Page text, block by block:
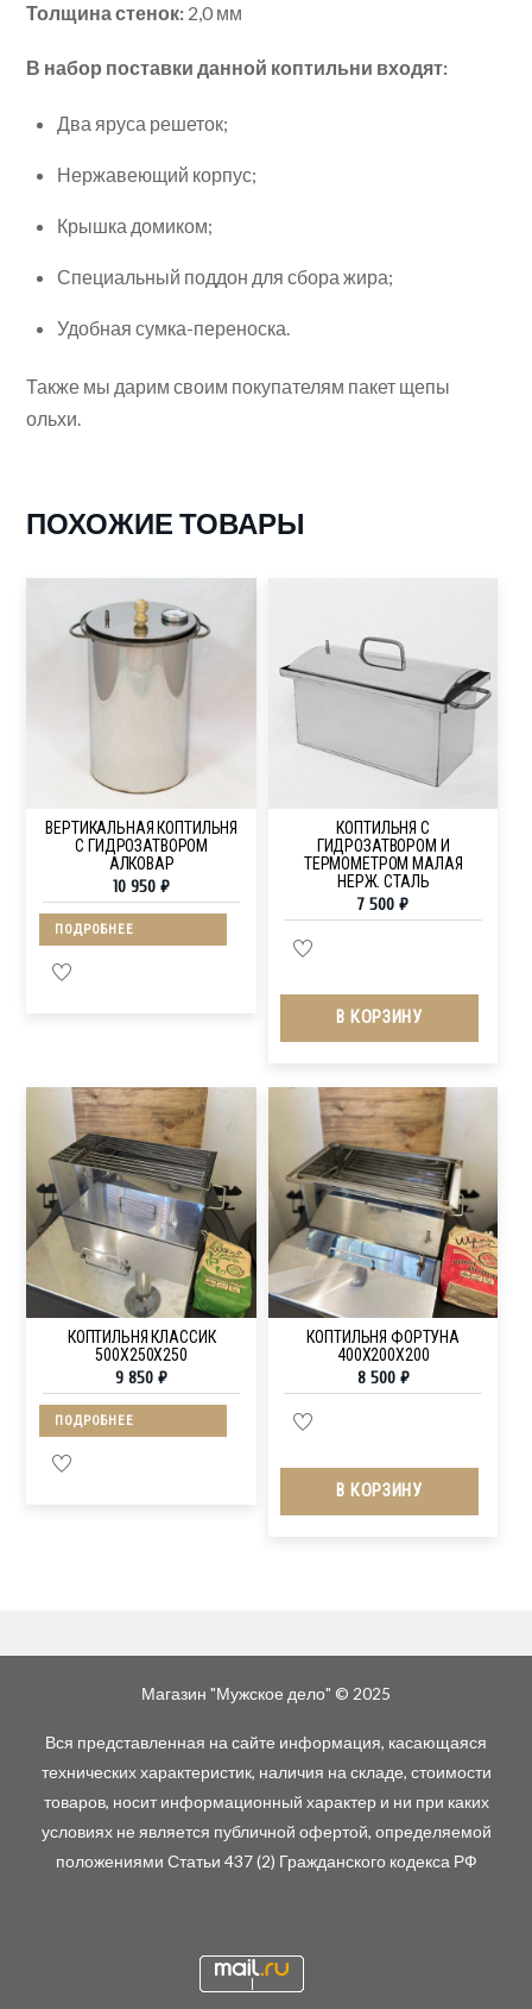
Толщина стенок: 2,0 мм
В набор поставки данной коптильни входят:
Два яруса решеток;
Нержавеющий корпус;
Крышка домиком;
Специальный поддон для сбора жира;
Удобная сумка-переноска.
Также мы дарим своим покупателям пакет щепы
ольхи.
ПОХОЖИЕ ТОВАРЫ
ВЕРТИКАЛЬНАЯ КОПТИЛЬНЯ
С ГИДРОЗАТВОРОМ
АЛКОВАР
10 950₽
ПОДРОБНЕЕ
КОПТИЛЬНЯ С
ГИДРОЗАТВОРОМ И
ТЕРМОМЕТРОМ МАЛАЯ
НЕРЖ. СТАЛЬ
7 500₽
В КОРЗИНУ
КОПТИЛЬНЯ КЛАССИК
500Х250Х250
9 850₽
ПОДРОБНЕЕ
КОПТИЛЬНЯ ФОРТУНА
400Х200Х200
8 500 ₽
В КОРЗИНУ
Магазин "Мужское дело" © 2025
Вся представленная на сайте информация, касающаяся
технических характеристик, наличия на складе, стоимости
товаров, носит информационный характер и ни при каких
условиях не является публичной офертой, определяемой
положениями Статьи 437 (2) Гражданского кодекса РФ